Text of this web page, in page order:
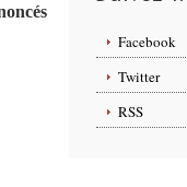
Facebook
Twitter
RSS